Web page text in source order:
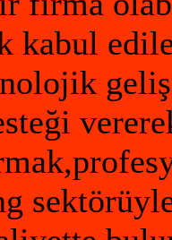
kabul